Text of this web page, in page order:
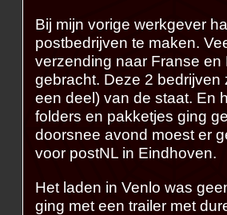
Bij mijn vorige werkgever
postbedrijven te maken.
verzending naar Franse en
gebracht. Deze 2 bedrijven
een deel) van de staat. En
folders en pakketjes ging
doorsnee avond moest er
voor postNL in Eindhoven.
Het laden in Venlo was
ging met een trailer met